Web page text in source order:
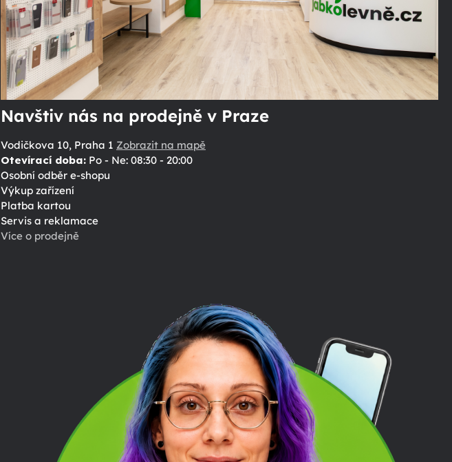
Navštiv nás na prodejně v Praze
Vodičkova 10, Praha 1 Zobrazit na mapě
Otevírací doba:Po - Ne: 08:30 - 20:00
Osobní odběr e-shopu
Výkup zařízení
Platba kartou
Servis a reklamace
Více o prodejně